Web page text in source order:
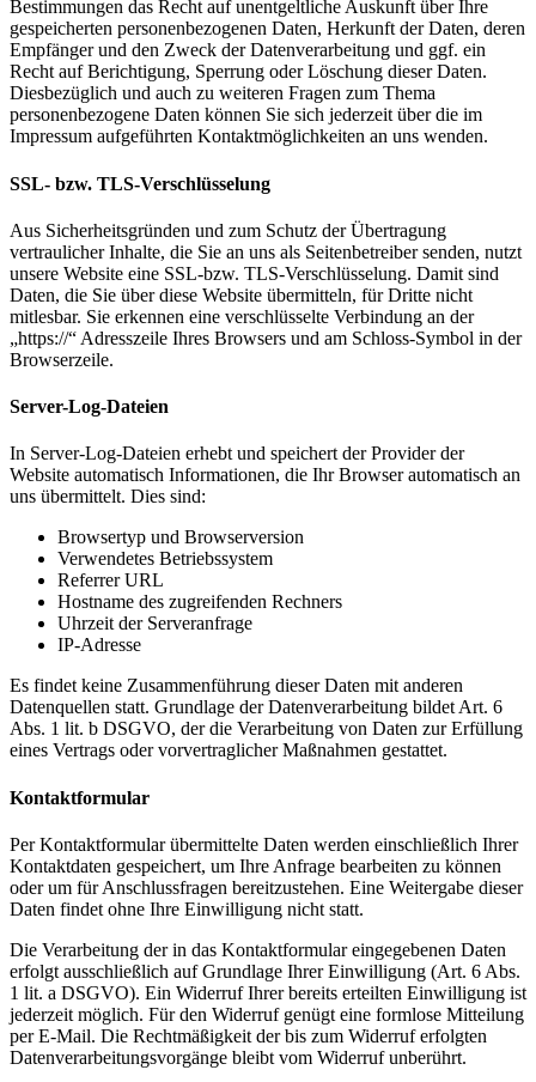
Bestimmungen das Recht auf unentgeltliche Auskunft über Ihre
gespeicherten personenbezogenen Daten, Herkunft der Daten, deren
Empfänger und den Zweck der Datenverarbeitung und ggf. ein
Recht auf Berichtigung, Sperrung oder Löschung dieser Daten.
Diesbezüglich und auch zu weiteren Fragen zum Thema
personenbezogene Daten können Sie sich jederzeit über die im
Impressum aufgeführten Kontaktmöglichkeiten an uns wenden.
SSL- bzw. TLS-Verschlüsselung
Aus Sicherheitsgründen und zum Schutz der Übertragung
vertraulicher Inhalte, die Sie an uns als Seitenbetreiber senden, nutzt
unsere Website eine SSL-bzw. TLS-Verschlüsselung. Damit sind
Daten, die Sie über diese Website übermitteln, für Dritte nicht
mitlesbar. Sie erkennen eine verschlüsselte Verbindung an der
„https://“ Adresszeile Ihres Browsers und am Schloss-Symbol in der
Browserzeile.
Server-Log-Dateien
In Server-Log-Dateien erhebt und speichert der Provider der
Website automatisch Informationen, die Ihr Browser automatisch an
uns übermittelt. Dies sind:
Browsertyp und Browserversion
Verwendetes Betriebssystem
Referrer URL
Hostname des zugreifenden Rechners
Uhrzeit der Serveranfrage
IP-Adresse
Es findet keine Zusammenführung dieser Daten mit anderen
Datenquellen statt. Grundlage der Datenverarbeitung bildet Art. 6
Abs. 1 lit. b DSGVO, der die Verarbeitung von Daten zur Erfüllung
eines Vertrags oder vorvertraglicher Maßnahmen gestattet.
Kontaktformular
Per Kontaktformular übermittelte Daten werden einschließlich Ihrer
Kontaktdaten gespeichert, um Ihre Anfrage bearbeiten zu können
oder um für Anschlussfragen bereitzustehen. Eine Weitergabe dieser
Daten findet ohne Ihre Einwilligung nicht statt.
Die Verarbeitung der in das Kontaktformular eingegebenen Daten
erfolgt ausschließlich auf Grundlage Ihrer Einwilligung (Art. 6 Abs.
1 lit. a DSGVO). Ein Widerruf Ihrer bereits erteilten Einwilligung ist
jederzeit möglich. Für den Widerruf genügt eine formlose Mitteilung
per E-Mail. Die Rechtmäßigkeit der bis zum Widerruf erfolgten
Datenverarbeitungsvorgänge bleibt vom Widerruf unberührt.